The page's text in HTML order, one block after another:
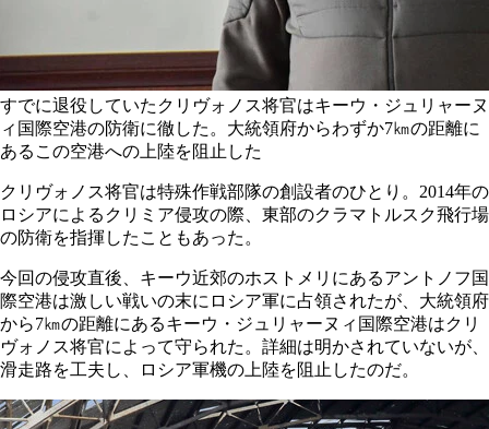
すでに退役していたクリヴォノス将官はキーウ・ジュリャーヌ
ィ国際空港の防衛に徹した。大統領府からわずか7㎞の距離に
あるこの空港への上陸を阻止した
クリヴォノス将官は特殊作戦部隊の創設者のひとり。2014年の
ロシアによるクリミア侵攻の際、東部のクラマトルスク飛行場
の防衛を指揮したこともあった。
今回の侵攻直後、キーウ近郊のホストメリにあるアントノフ国
際空港は激しい戦いの末にロシア軍に占領されたが、大統領府
から7㎞の距離にあるキーウ・ジュリャーヌィ国際空港はクリ
ヴォノス将官によって守られた。詳細は明かされていないが、
滑走路を工夫し、ロシア軍機の上陸を阻止したのだ。